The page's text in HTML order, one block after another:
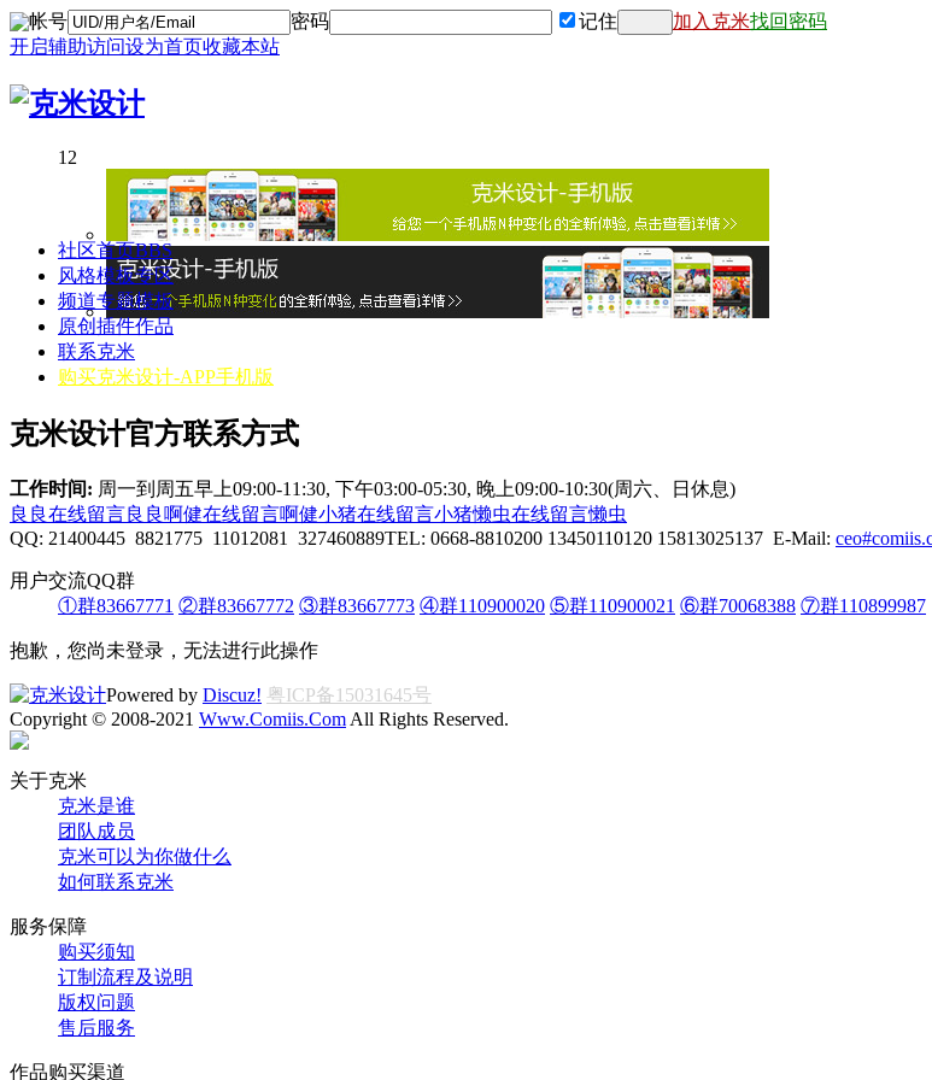
帐号 密码 记住 加入克米找回密码
开启辅助访问设为首页收藏本站
1 2
社区首页BBS
风格模板专区
频道专题模板
原创插件作品
联系克米
购买克米设计-APP手机版
克米设计官方联系方式
工作时间: 周一到周五早上09:00-11:30, 下午03:00-05:30, 晚上09:00-10:30(周六、日休息)
良良在线留言良良 啊健在线留言啊健小猪在线留言小猪懒虫在线留言懒虫
QQ: 21400445 8821775 11012081 327460889TEL: 0668-8810200 13450110120 15813025137 E-Mail:
用户交流QQ群
①群83667771 ②群83667772 ③群83667773 ④群110900020 ⑤群110900021 ⑥群70068388 ⑦群110899987
抱歉，您尚未登录，无法进行此操作
Powered by Discuz! 粤ICP备15031645号
Copyright © 2008-2021 Www.Comiis.Com All Rights Reserved.
关于克米
克米是谁
团队成员
克米可以为你做什么
如何联系克米
服务保障
购买须知
订制流程及说明
版权问题
售后服务
作品购买渠道